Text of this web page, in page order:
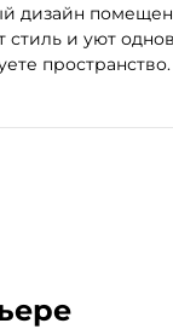
дизайн
и уют